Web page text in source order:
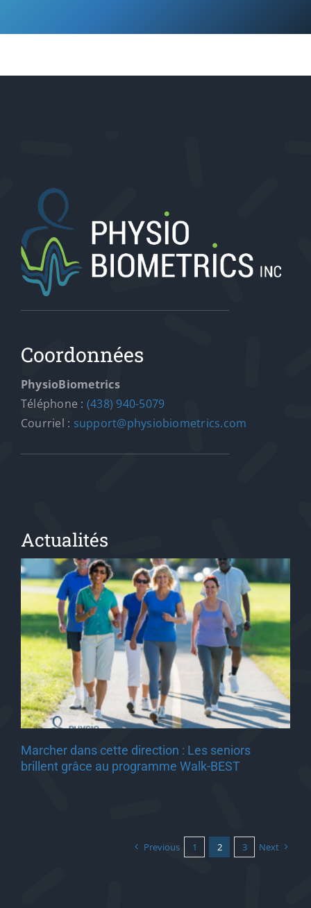
Coordonnées
PhysioBiometrics
Téléphone : (438) 940-5079
Courriel : support@physiobiometrics.com
Actualités
Marcher dans cette direction : Les seniors
brillent grâce au programme Walk-BEST
Previous 1 2 3 Next